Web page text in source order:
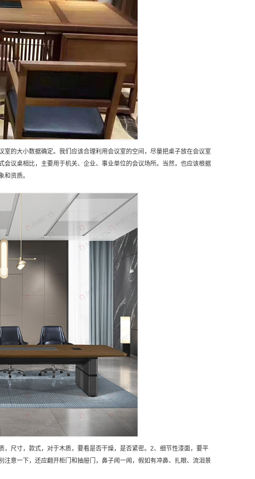
的大小数据确定。我们应该合理利用会议室的空间，尽量把桌子放在会议室
议桌相比，主要用于机关、企业、事业单位的会议场所。当然，也应该根据
资质。
尺寸，款式，对于木质，要看是否干燥，是否紧密。2、细节性漆面，要平
意一下，还应翻开柜门和抽屉门，鼻子闻一闻，假如有冲鼻、扎眼、流泪景